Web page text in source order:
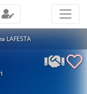
LAFESTA